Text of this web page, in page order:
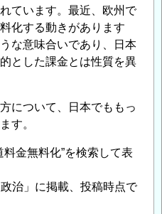
ています。最近、欧州で
化する動きがあります
な意味合いであり、日本
とした課金とは性質を異
について、日本でももっ
す。
金無料化”を検索して表
治」に掲載、投稿時点で